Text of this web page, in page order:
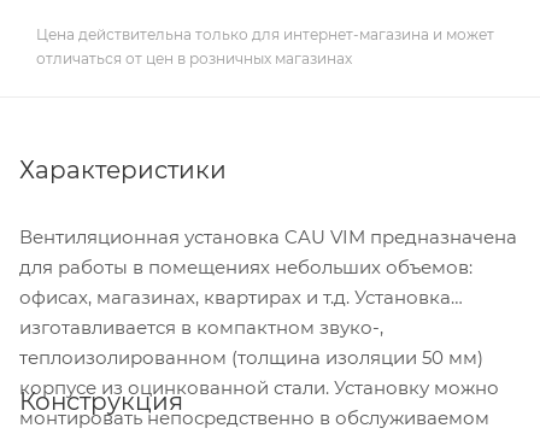
Цена действительна только для интернет-магазина и может
отличаться от цен в розничных магазинах
Характеристики
Вентиляционная установка CAU VIM предназначена
для работы в помещениях небольших объемов:
офисах, магазинах, квартирах и т.д. Установка
изготавливается в компактном звуко-,
теплоизолированном (толщина изоляции 50 мм)
корпусе из оцинкованной стали. Установку можно
монтировать непосредственно в обслуживаемом
Конструкция